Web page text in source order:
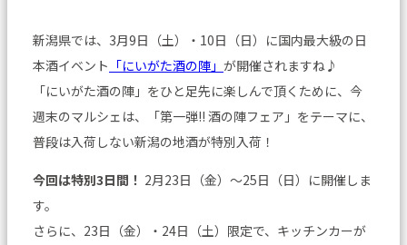
新潟県では、3月9日（土）・10日（日）に国内最大級の日
本酒イベント 「にいがた酒の陣」 が開催されますね♪
「にいがた酒の陣」をひと足先に楽しんで頂くために、今
週末のマルシェは、「第一弾!! 酒の陣フェア」をテーマに、
普段は入荷しない新潟の地酒が特別入荷！
今回は特別3日間！ 2月23日（金）～25日（日）に開催しま
す。
さらに、23日（金）・24日（土）限定で、キッチンカーが